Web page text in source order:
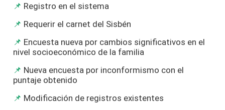
Registro en el sistema
Requerir el carnet del Sisbén
Encuesta nueva por cambios significativos en el
nivel socioeconómico de la familia
Nueva encuesta por inconformismo con el
puntaje obtenido
Modificación de registros existentes